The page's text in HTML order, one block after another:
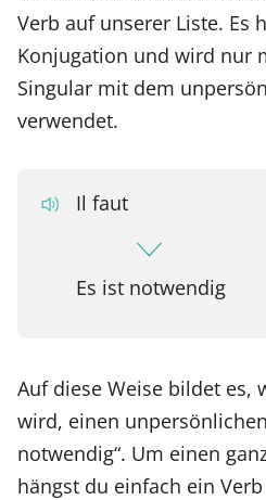
Verb auf unserer Liste. Es
Konjugation und wird nur
Singular mit dem
verwendet.
Il faut
Es ist notwendig
Auf diese Weise bildet es,
wird, einen
notwendig“. Um einen
hängst du einfach ein